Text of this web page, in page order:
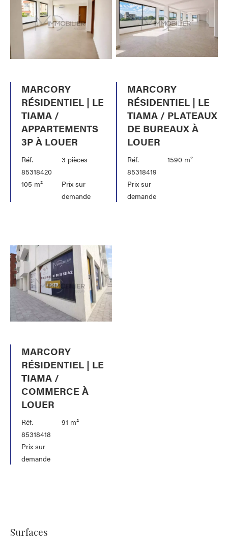
MARCORY
RÉSIDENTIEL | LE
TIAMA /
APPARTEMENTS
3P À LOUER
Réf.
85318420
3 pièces
105 m²
Prix sur
demande
MARCORY
RÉSIDENTIEL | LE
TIAMA / PLATEAUX
DE BUREAUX À
LOUER
Réf.
85318419
1590 m²
Prix sur
demande
MARCORY
RÉSIDENTIEL | LE
TIAMA /
COMMERCE À
LOUER
Réf.
85318418
91 m²
Prix sur
demande
Surfaces